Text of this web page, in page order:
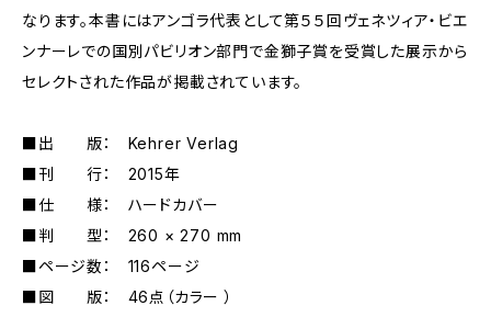
なります。本書にはアンゴラ代表として第５５回ヴェネツィア・ビエ
ンナーレでの国別パビリオン部門で金獅子賞を受賞した展示から
セレクトされた作品が掲載されています。
■出 版： Kehrer Verlag
■刊 行： 2015年
■仕 様： ハードカバー
■判 型： 260 × 270 mm
■ページ数： 116ページ
■図 版： 46点（カラー ）